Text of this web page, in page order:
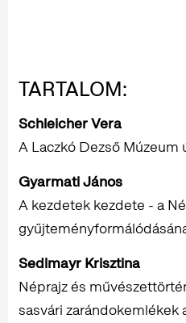
TARTALOM:
Schleicher Vera
A Laczkó Dezső Múzeum
Gyarmati János
A kezdetek kezdete - a
Sedlmayr Krisztina
Néprajz és
sasvári zarándokemlékek